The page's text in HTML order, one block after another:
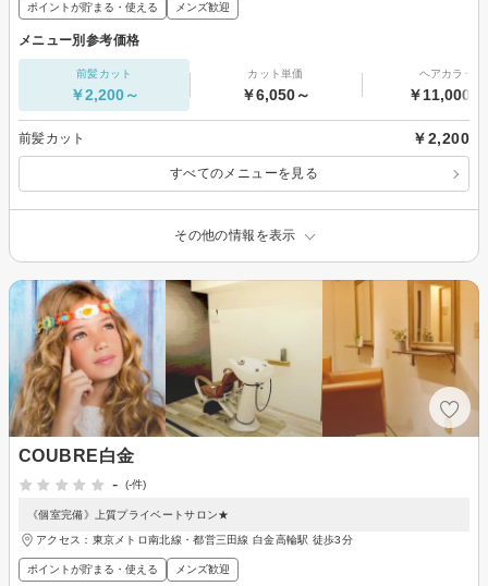
ポイントが貯まる・使える メンズ歓迎
メニュー別参考価格
前髪カット
￥2,200～
カット単価
￥6,050～
ヘアカラー
￥11,000～
前髪カット ￥2,200
すべてのメニューを見る
その他の情報を表示
COUBRE白金
-
(-件)
《個室完備》上質プライベートサロン★
アクセス：東京メトロ南北線・都営三田線 白金高輪駅 徒歩3分
ポイントが貯まる・使える メンズ歓迎